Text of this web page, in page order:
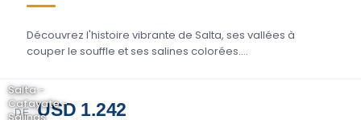
Découvrez l'histoire vibrante de Salta, ses vallées à
couper le souffle et ses salines colorées....
DE USD 1.242
Salta -
Cafayate -
Salinas